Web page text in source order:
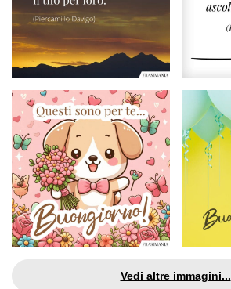
Vedi altre immagini...